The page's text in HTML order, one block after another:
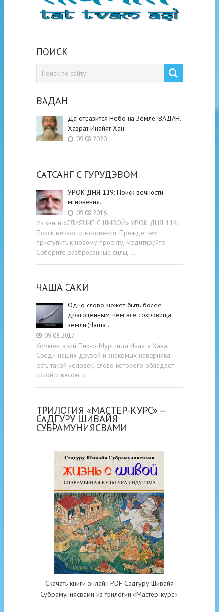
ПОИСК
ВАДАН
Да отразится Небо на Земле. ВАДАН.
Хазрат Инайят Хан
09.08.2020
САТСАНГ C ГУРУДЭВОМ
УРОК ДНЯ 119: Поиск вечности
мгновения.
09.08.2016
Из книги «СЛИЯНИЕ С ШИВОЙ» УРОК ДНЯ 119:
Поиск вечности мгновения. Прежде чем
приступить к новому проекту, медитируйте.
Соберите разбросанные силы, …
ЧАША САКИ
Одно слово может быть более
драгоценным, чем все сокровища
земли.(Чаша …
09.08.2017
Комментарий Пир-о-Муршида Инаята Хана:
Среди наших друзей и знакомых наверняка
есть такой человек, слово которого обладает
силой и весом, и …
ТРИЛОГИЯ «МАСТЕР-КУРС» —
САДГУРУ ШИВАЙЯ
СУБРАМУНИЯСВАМИ
Скачать книги онлайн PDF Садгуру Шивайя
Субрамуниясвами из трилогии «Мастер-курс»: